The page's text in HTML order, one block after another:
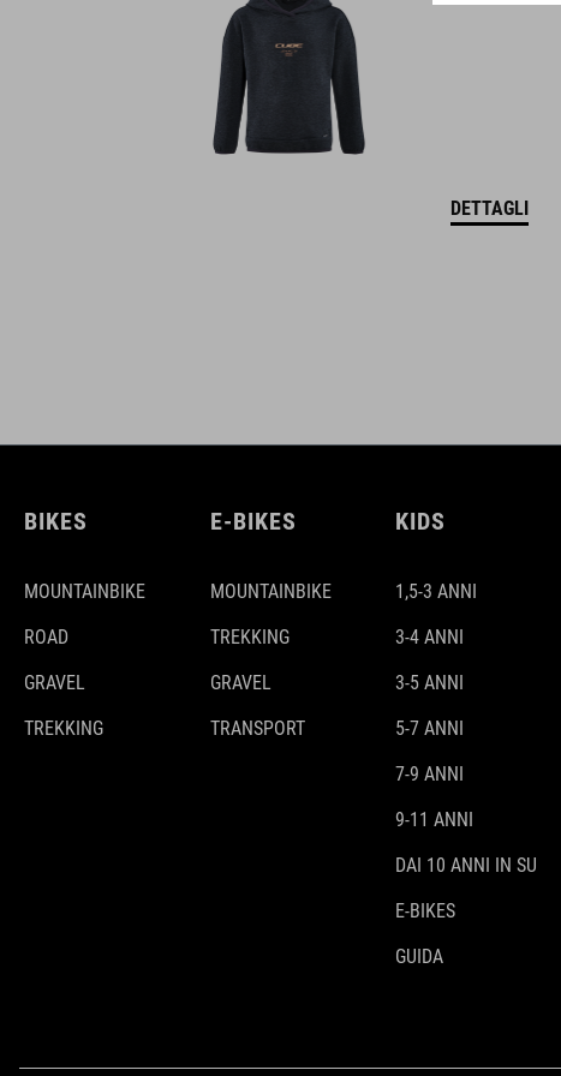
DETTAGLI
BIKES
MOUNTAINBIKE
ROAD
GRAVEL
TREKKING
E-BIKES
MOUNTAINBIKE
TREKKING
GRAVEL
TRANSPORT
KIDS
1,5-3 ANNI
3-4 ANNI
3-5 ANNI
5-7 ANNI
7-9 ANNI
9-11 ANNI
DAI 10 ANNI IN SU
E-BIKES
GUIDA